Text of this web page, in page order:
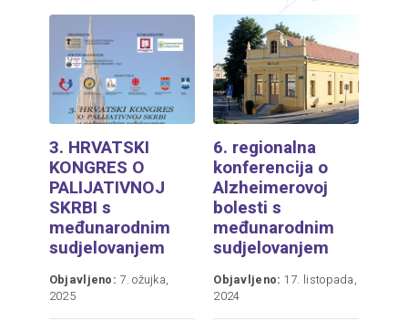
3. HRVATSKI
KONGRES O
PALIJATIVNOJ
SKRBI s
međunarodnim
sudjelovanjem
Objavljeno: 7. ožujka,
2025
6. regionalna
konferencija o
Alzheimerovoj
bolesti s
međunarodnim
sudjelovanjem
Objavljeno: 17. listopada,
2024